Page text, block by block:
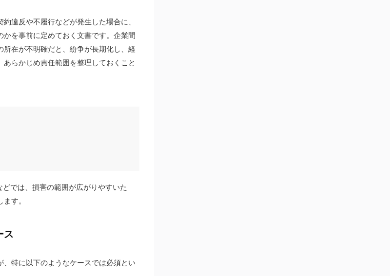
違反や不履行などが発生した場合に、
を事前に定めておく文書です。企業間
在が不明確だと、紛争が長期化し、経
らかじめ責任範囲を整理しておくこと
では、損害の範囲が広がりやすいた
す。
ス
特に以下のようなケースでは必須とい